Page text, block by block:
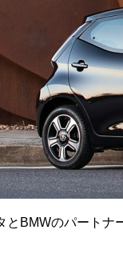
とBMWのパート